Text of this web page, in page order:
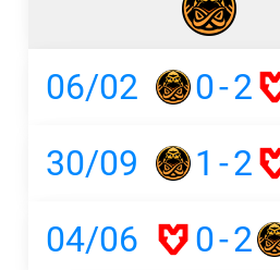
06/02 0-2
30/09
1 -2
04/06
0-2